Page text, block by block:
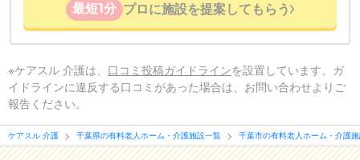
最短1分 プロに施設を提案してもらう
※ケアスル 介護は、 口コミ投稿ガイドラインを設置しています。ガ
イドラインに違反する口コミがあった場合は、お問い合わせよりご
報告ください。
ケアスル 介護 千葉県の有料老人ホーム・介護施設一覧 千葉市の有料老人ホーム・介護